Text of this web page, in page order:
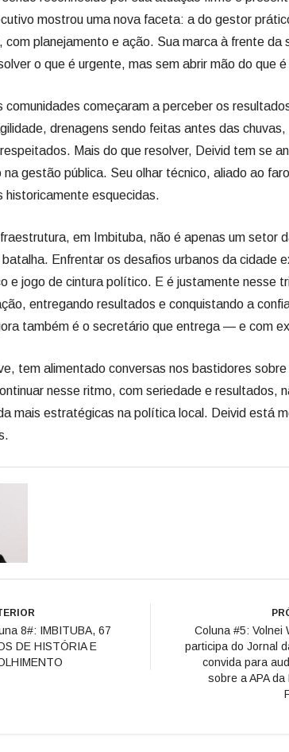
mostrou uma nova faceta: a do gestor
com planejamento e ação. Sua marca à frente da
o que é urgente, mas sem abrir mão do que
comunidades começaram a perceber os
drenagens sendo feitas antes das
Mais do que resolver, Deivid tem se
na gestão pública. Seu olhar técnico, aliado ao
historicamente esquecidas.
em Imbituba, não é apenas um setor
Enfrentar os desafios urbanos da cidade
e jogo de cintura político. E é justamente nesse
entregando resultados e conquistando a
também é o secretário que entrega — e com
tem alimentado conversas nos bastidores
nesse ritmo, com seriedade e resultados,
mais estratégicas na política local. Deivid está
8#: IMBITUBA, 67
DE HISTÓRIA E
Coluna #5: Volnei
participa do Jornal
convida para
sobre a APA da